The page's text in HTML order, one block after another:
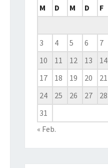
M
D M D F
3
4 5 6 7
10
11 12 13 14
17
18 19 20 21
24
25 26 27 28
31
« Feb.